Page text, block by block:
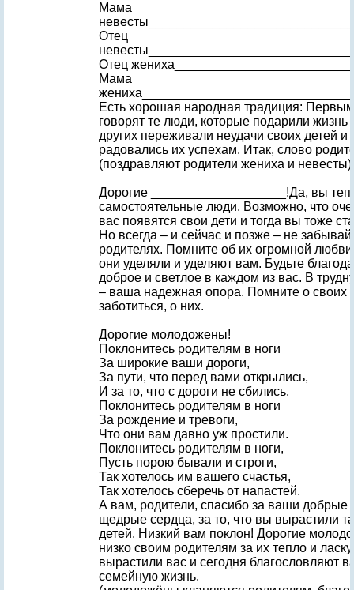
Мама
Отец
Отец
Мама
Есть хорошая народная традиция:
говорят те люди, которые подарили
других переживали неудачи своих детей и
радовались их успехам. Итак, слово
(поздравляют родители жениха и невесты)
Дорогие ___________________!Да, вы
самостоятельные люди. Возможно, что
вас появятся свои дети и тогда вы тоже
Но всегда – и сейчас и позже – не
родителях. Помните об их огромной любви
они уделяли и уделяют вам. Будьте
доброе и светлое в каждом из вас. В
– ваша надежная опора. Помните о своих
заботиться, о них.
Дорогие молодожены!
Поклонитесь родителям в ноги
За широкие ваши дороги,
За пути, что перед вами открылись,
И за то, что с дороги не сбились.
Поклонитесь родителям в ноги
За рождение и тревоги,
Что они вам давно уж простили.
Поклонитесь родителям в ноги,
Пусть порою бывали и строги,
Так хотелось им вашего счастья,
Так хотелось сберечь от напастей.
А вам, родители, спасибо за ваши добрые
щедрые сердца, за то, что вы вырастили
детей. Низкий вам поклон! Дорогие
низко своим родителям за их тепло и
вырастили вас и сегодня благословляют
семейную жизнь.